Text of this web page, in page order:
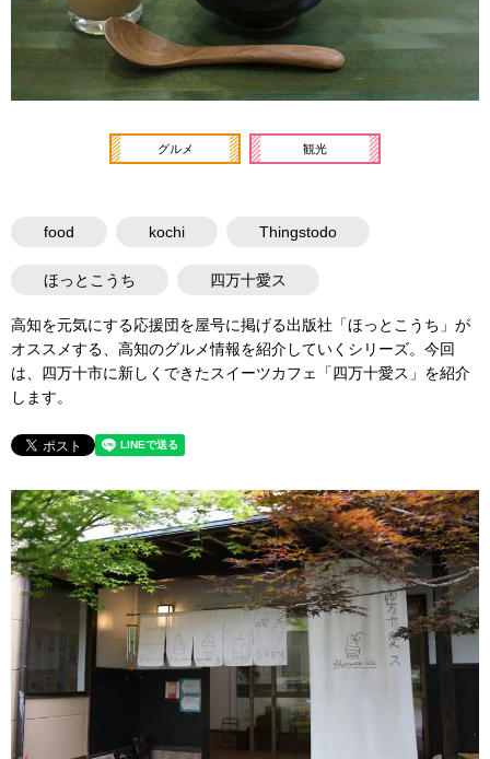
グルメ 観光
food kochi Thingstodo
ほっとこうち 四万十愛ス
高知を元気にする応援団を屋号に掲げる出版社「ほっとこうち」が
オススメする、高知のグルメ情報を紹介していくシリーズ。今回
は、四万十市に新しくできたスイーツカフェ「四万十愛ス」を紹介
します。